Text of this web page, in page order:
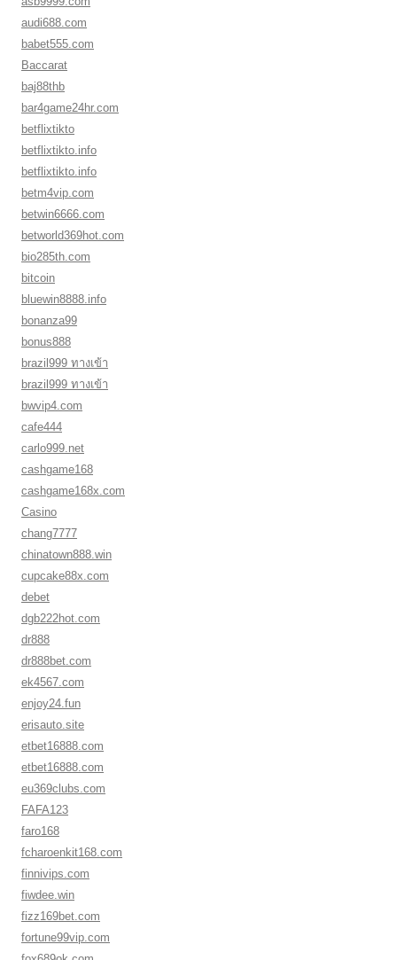
audi688.com
babet555.com
Baccarat
baj88thb
bar4game24hr.com
betflixtikto
betflixtikto.info
betflixtikto.info
betm4vip.com
betwin6666.com
betworld369hot.com
bio285th.com
bitcoin
bluewin8888.info
bonanza99
bonus888
brazil999 ทางเข้า
brazil999 ทางเข้า
bwvip4.com
cafe444
carlo999.net
cashgame168
cashgame168x.com
Casino
chang7777
chinatown888.win
cupcake88x.com
debet
dgb222hot.com
dr888
dr888bet.com
ek4567.com
enjoy24.fun
erisauto.site
etbet16888.com
etbet16888.com
eu369clubs.com
FAFA123
faro168
fcharoenkit168.com
finnivips.com
fiwdee.win
fizz169bet.com
fortune99vip.com